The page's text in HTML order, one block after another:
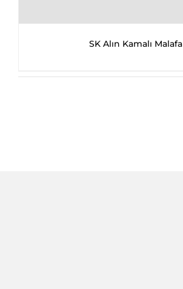
SK Alın Kamalı Malafa